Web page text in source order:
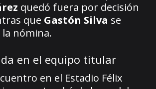
quedó fuera por decisión
que Gastón Silva se
nómina.
en el equipo titular
en el Estadio Félix